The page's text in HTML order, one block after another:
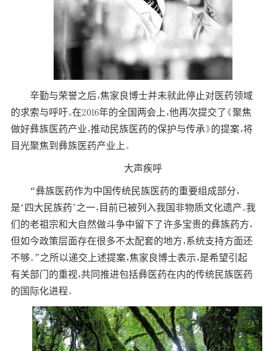
辛勤与荣誉之后，焦家良博士并未就此停止对医药领域
的求索与呼吁。在2016年的全国两会上，他再次提交了《聚焦
做好彝族医药产业，推动民族医药的保护与传承》的提案，将
目光聚焦到彝族医药产业上。
大声疾呼
“彝族医药作为中国传统民族医药的重要组成部分，
是‘四大民族药’之一，目前已被列入我国非物质文化遗产。我
们的老祖宗和大自然做斗争中留下了许多宝贵的彝族药方，
但如今政策层面存在很多不太配套的地方，系统支持方面还
不够。”之所以递交上述提案，焦家良博士表示，是希望引起
有关部门的重视，共同推进包括彝医药在内的传统民族医药
的国际化进程。